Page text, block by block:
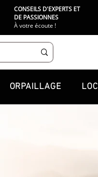
CONSEILS D'EXPERTS ET
DE PASSIONNES
À votre écoute !
ORPAILLAGE